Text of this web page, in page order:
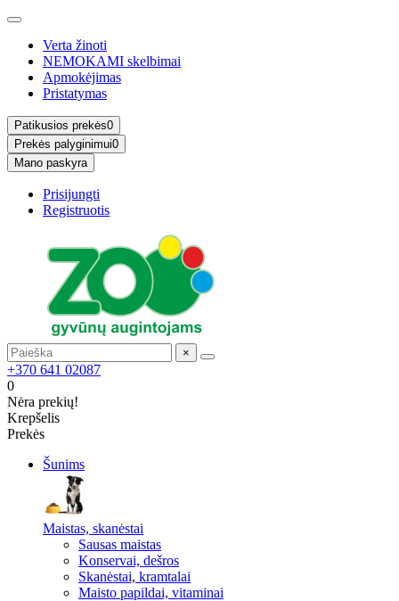
Verta žinoti
NEMOKAMI skelbimai
Apmokėjimas
Pristatymas
Patikusios prekės0
Prekės palyginimui0
Mano paskyra
Prisijungti
Registruotis
×
+370 641 02087
0
Nėra prekių!
Krepšelis
Prekės
Šunims
Maistas, skanėstai
Sausas maistas
Konservai, dešros
Skanėstai, kramtalai
Maisto papildai, vitaminai